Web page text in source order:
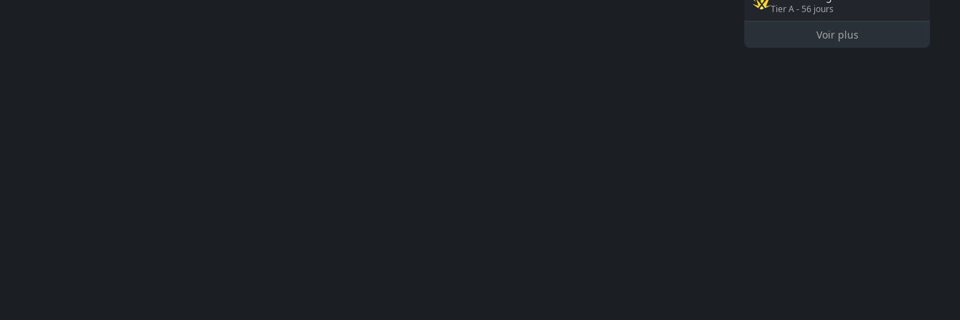
TierA- 56 jours
Voir plus